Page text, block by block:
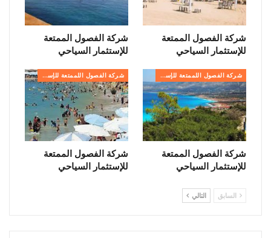
شركة الفصول الممتعة
للإستثمار السياحي
شركة الفصول الممتعة
للإستثمار السياحي
شركة الفصول اللممتعة للإستثمار السياحي
شركة الفصول الممتعة
للإستثمار السياحي
شركة الفصول اللممتعة للإستثمار السياحي
شركة الفصول الممتعة
للإستثمار السياحي
السابق التالي